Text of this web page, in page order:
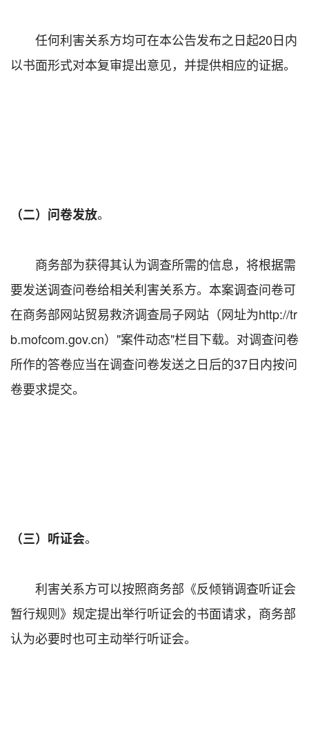
任何利害关系方均可在本公告发布之日起20日内
以书面形式对本复审提出意见，并提供相应的证据。
（二）问卷发放。
商务部为获得其认为调查所需的信息，将根据需
要发送调查问卷给相关利害关系方。本案调查问卷可
在商务部网站贸易救济调查局子网站（网址为http://tr
b.mofcom.gov.cn）"案件动态"栏目下载。对调查问卷
所作的答卷应当在调查问卷发送之日后的37日内按问
卷要求提交。
（三）听证会。
利害关系方可以按照商务部《反倾销调查听证会
暂行规则》规定提出举行听证会的书面请求，商务部
认为必要时也可主动举行听证会。